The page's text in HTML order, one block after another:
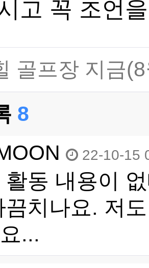
고 꼭 조언
골프장 지금
8
22-10-15
활동 내용이
끔치나요. 저
...